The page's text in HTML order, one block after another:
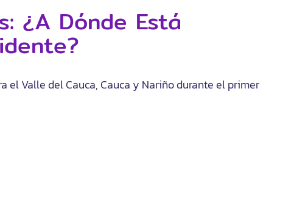
¿A Dónde Está
el Valle del Cauca, Cauca y Nariño durante el primer